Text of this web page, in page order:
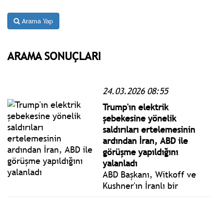
Arama Yap
ARAMA SONUÇLARI
24.03.2026 08:55
Trump'ın elektrik
şebekesine yönelik
saldırıları ertelemesinin
ardından İran, ABD ile
görüşme yapıldığını
yalanladı
ABD Başkanı, Witkoff ve
Kushner'ın İranlı bir